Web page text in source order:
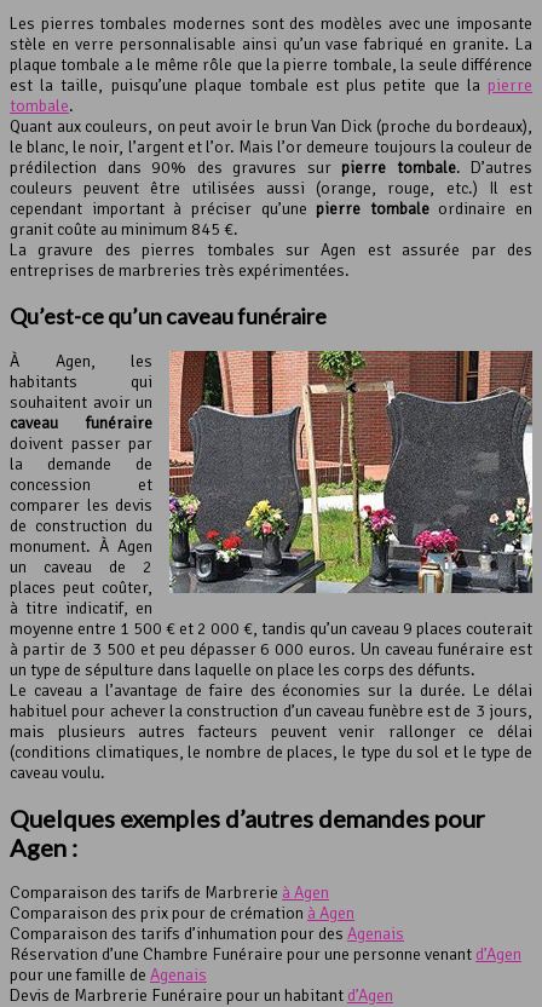
Les pierres tombales modernes sont des modèles avec une imposante
stèle en verre personnalisable ainsi qu’un vase fabriqué en granite. La
plaque tombale a le même rôle que la pierre tombale, la seule différence
est la taille, puisqu’une plaque tombale est plus petite que la pierre
tombale.
Quant aux couleurs, on peut avoir le brun Van Dick (proche du bordeaux),
le blanc, le noir, l’argent et l’or. Mais l’or demeure toujours la couleur de
prédilection dans 90% des gravures sur pierre tombale. D’autres
couleurs peuvent être utilisées aussi (orange, rouge, etc.) Il est
cependant important à préciser qu’une pierre tombaleordinaire en
granit coûte au minimum 845 €.
La gravure des pierres tombales sur Agen est assurée par des
entreprises de marbreries très expérimentées.
Qu’est-ce qu’un caveau funéraire
À Agen, les
habitants qui
souhaitent avoir un
caveau funéraire
doivent passer par
la demande de
concession et
comparer les devis
de construction du
monument. À Agen
un caveau de 2
places peut coûter,
à titre indicatif, en
moyenne entre 1 500 € et 2 000 €, tandis qu’un caveau 9 places couterait
à partir de 3 500 et peu dépasser 6 000 euros. Un caveau funéraire est
un type de sépulture dans laquelle on place les corps des défunts.
Le caveau a l’avantage de faire des économies sur la durée. Le délai
habituel pour achever la construction d’un caveau funèbre est de 3 jours,
mais plusieurs autres facteurs peuvent venir rallonger ce délai
(conditions climatiques, le nombre de places, le type du sol et le type de
caveau voulu.
Quelques exemples d’autres demandes pour
Agen :
Comparaison des tarifs de Marbrerie à Agen
Comparaison des prix pour de crémation à Agen
Comparaison des tarifs d’inhumation pour des Agenais
Réservation d’une Chambre Funéraire pour une personne venant d’Agen
pour une famille de Agenais
Devis de Marbrerie Funéraire pour un habitant d’Agen